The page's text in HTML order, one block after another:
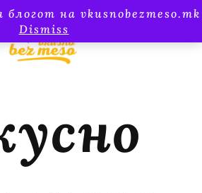
блогот на vkusnobezmeso.mk
Dismiss